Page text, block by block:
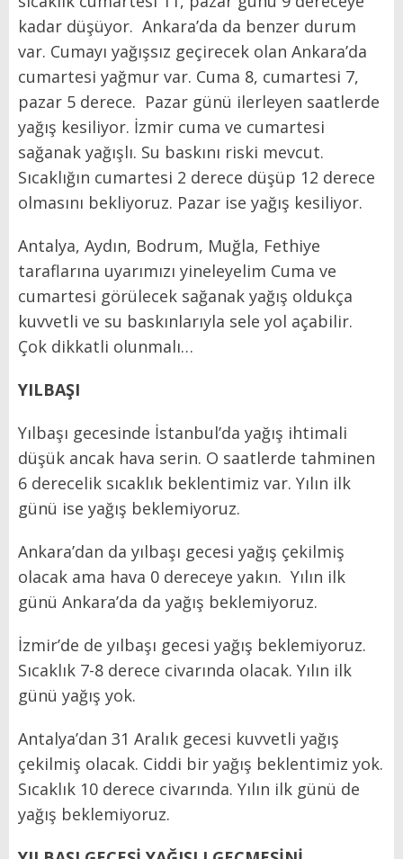
kadar düşüyor. Ankara’da da benzer durum
var. Cumayı yağışsız geçirecek olan Ankara’da
cumartesi yağmur var. Cuma 8, cumartesi 7,
pazar 5 derece. Pazar günü ilerleyen saatlerde
yağış kesiliyor. İzmir cuma ve cumartesi
sağanak yağışlı. Su baskını riski mevcut.
Sıcaklığın cumartesi 2 derece düşüp 12 derece
olmasını bekliyoruz. Pazar ise yağış kesiliyor.
Antalya, Aydın, Bodrum, Muğla, Fethiye
taraflarına uyarımızı yineleyelim Cuma ve
cumartesi görülecek sağanak yağış oldukça
kuvvetli ve su baskınlarıyla sele yol açabilir.
Çok dikkatli olunmalı…
YILBAŞI
Yılbaşı gecesinde İstanbul’da yağış ihtimali
düşük ancak hava serin. O saatlerde tahminen
6 derecelik sıcaklık beklentimiz var. Yılın ilk
günü ise yağış beklemiyoruz.
Ankara’dan da yılbaşı gecesi yağış çekilmiş
olacak ama hava 0 dereceye yakın. Yılın ilk
günü Ankara’da da yağış beklemiyoruz.
İzmir’de de yılbaşı gecesi yağış beklemiyoruz.
Sıcaklık 7-8 derece civarında olacak. Yılın ilk
günü yağış yok.
Antalya’dan 31 Aralık gecesi kuvvetli yağış
çekilmiş olacak. Ciddi bir yağış beklentimiz yok.
Sıcaklık 10 derece civarında. Yılın ilk günü de
yağış beklemiyoruz.